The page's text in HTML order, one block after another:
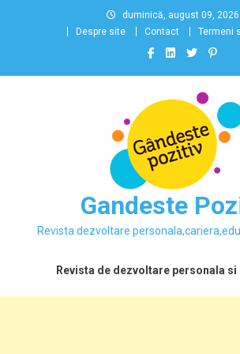
duminică, august 09, 2026
Despre site
Contact Termeni
Gandeste
Revista dezvoltare
Revista de dezvoltare personala